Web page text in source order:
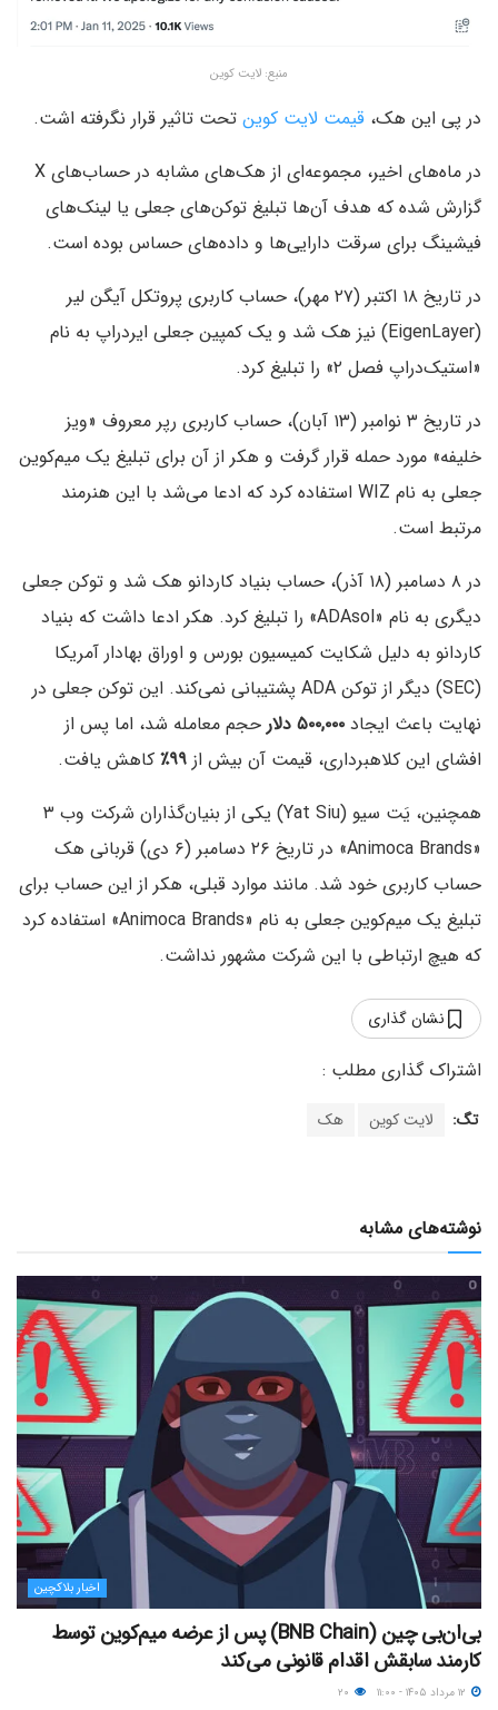
منبع: لایت کوین
در پی این هک، قیمت لایت کوین تحت تاثیر قرار نگرفته اشت.
در ماه‌های اخیر، مجموعه‌ای از هک‌های مشابه در حساب‌های X
گزارش شده که هدف آن‌ها تبلیغ توکن‌های جعلی یا لینک‌های
فیشینگ برای سرقت دارایی‌ها و داده‌های حساس بوده است.
در تاریخ ۱۸ اکتبر (۲۷ مهر)، حساب کاربری پروتکل آیگن لیر
(EigenLayer) نیز هک شد و یک کمپین جعلی ایردراپ به نام
«استیک‌دراپ فصل ۲» را تبلیغ کرد.
در تاریخ ۳ نوامبر (۱۳ آبان)، حساب کاربری رپر معروف «ویز
خلیفه» مورد حمله قرار گرفت و هکر از آن برای تبلیغ یک میم‌کوین
جعلی به نام WIZ استفاده کرد که ادعا می‌شد با این هنرمند
مرتبط است.
در ۸ دسامبر (۱۸ آذر)، حساب بنیاد کاردانو هک شد و توکن جعلی
دیگری به نام «ADAsol» را تبلیغ کرد. هکر ادعا داشت که بنیاد
کاردانو به دلیل شکایت کمیسیون بورس و اوراق بهادار آمریکا
(SEC) دیگر از توکن ADA پشتیبانی نمی‌کند. این توکن جعلی در
نهایت باعث ایجاد
حجم معامله شد، اما پس از
افشای این کلاهبرداری، قیمت آن بیش از ۹۹٪ کاهش یافت.
همچنین، یَت سیو (Yat Siu) یکی از بنیان‌گذاران شرکت وب ۳
«Animoca Brands» در تاریخ ۲۶ دسامبر (۶ دی) قربانی هک
حساب کاربری خود شد. مانند موارد قبلی، هکر از این حساب برای
تبلیغ یک میم‌کوین جعلی به نام «Animoca Brands» استفاده کرد
که هیچ ارتباطی با این شرکت مشهور نداشت.
نشان گذاری
تگ: لایت کوین هک
نوشته‌های مشابه
اخبار بلاکچین
بی‌ان‌بی چین (BNB Chain) پس از عرضه میم‌کوین توسط
کارمند سابقش اقدام قانونی می‌کند